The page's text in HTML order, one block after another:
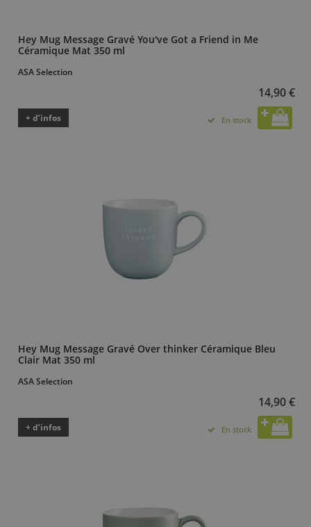
Hey Mug Message Gravé You've Got a Friend in Me
Céramique Mat 350 ml
ASA Selection
14,90 €
+ d’infos En stock
Hey Mug Message Gravé Over thinker Céramique Bleu
Clair Mat 350 ml
ASA Selection
14,90 €
+ d’infos En stock